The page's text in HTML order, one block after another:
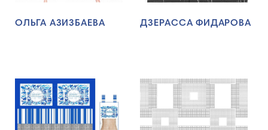
ОЛЬГА АЗИЗБАЕВА ДЗЕРАССА ФИДАРОВА